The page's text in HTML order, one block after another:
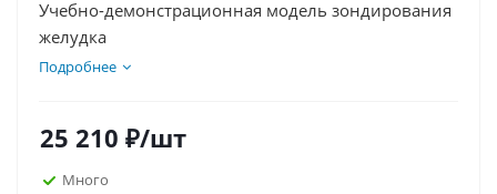
Учебно-демонстрационная модель зондирования
желудка
Подробнее
25 210 ₽/шт
Много